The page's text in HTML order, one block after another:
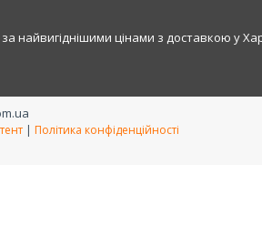
найвигіднішими цінами з доставкою у
| Політика конфіденційності